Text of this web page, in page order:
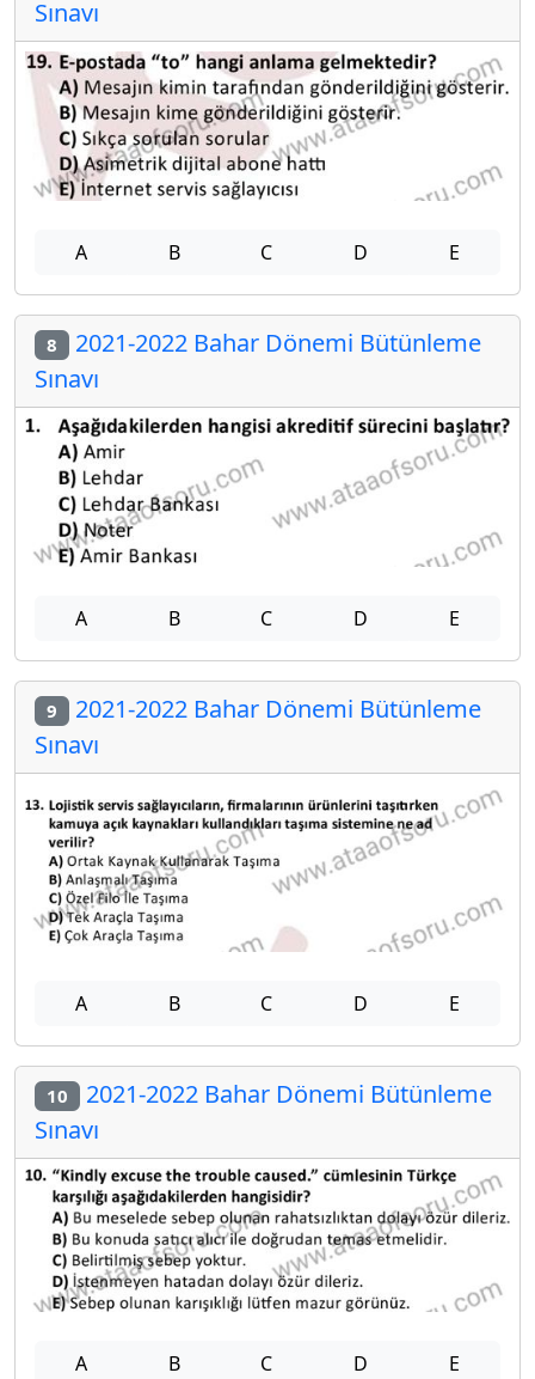
Sınavı
A B C D E
8 2021-2022 Bahar Dönemi Bütünleme
Sınavı
A B C D E
9 2021-2022 Bahar Dönemi Bütünleme
Sınavı
A B C D E
10 2021-2022 Bahar Dönemi Bütünleme
Sınavı
A B C D E